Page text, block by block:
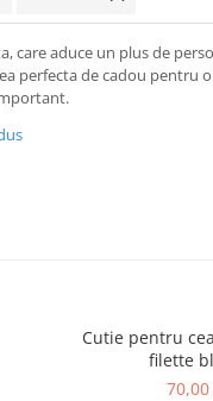
care aduce un plus de
perfecta de cadou pentru
Cutie pentru
filette
70,00